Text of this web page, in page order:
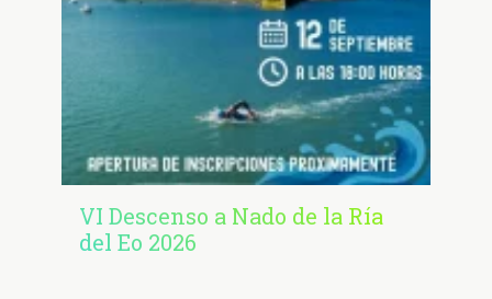
VI Descenso a Nado de la Ría
del Eo 2026